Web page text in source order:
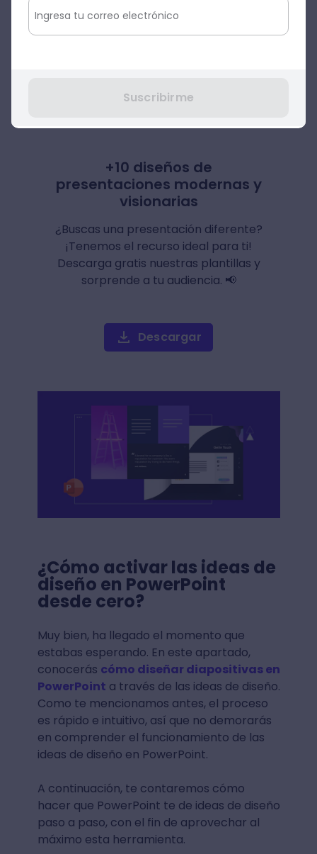
Estas son tan solo algunas de las ventajas
de activar las ideas de diseño en
+10 diseños de
presentaciones modernas y
visionarias
¿Buscas una presentación diferente?
¡Tenemos el recurso ideal para ti!
Descarga gratis nuestras plantillas y
sorprende a tu audiencia. 📢
Descargar
¿Cómo activar las ideas de
diseño en PowerPoint
desde cero?
Muy bien, ha llegado el momento que
estabas esperando. En este apartado,
conocerás cómo diseñar diapositivas en
PowerPoint a través de las ideas de diseño.
Como te mencionamos antes, el proceso
es rápido e intuitivo, así que no demorarás
en comprender el funcionamiento de las
ideas de diseño en PowerPoint.
A continuación, te contaremos cómo
hacer que PowerPoint te de ideas de diseño
paso a paso, con el fin de aprovechar al
máximo esta herramienta.
Suscribirme